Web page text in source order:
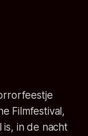
Filmfestival,
is, in de nacht